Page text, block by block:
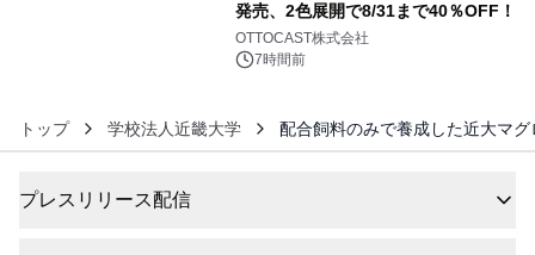
発売、2色展開で8/31まで40％OFF！
OTTOCAST株式会社
7時間前
トップ 学校法人近畿大学 配合飼料のみで養成した近大マ
プレスリリース配信